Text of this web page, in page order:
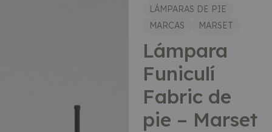
LÁMPARAS DE PIE
MARCAS
MARSET
Lámpara
Funiculí
Fabric de
pie – Marset